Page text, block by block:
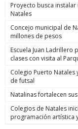
Proyecto busca
Natales
Concejo municipal de
millones de pesos
Escuela Juan Ladrillero
clases con visita al
Colegio Puerto Natales
de futsal
Natalinas fortalecen
Colegios de Natales
programación artística